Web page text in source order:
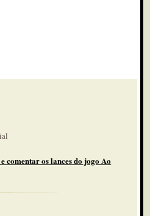
comentar os lances do jogo Ao